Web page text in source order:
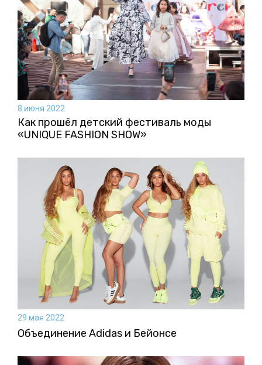
8 июня 2022
Как прошёл детский фестиваль моды
«UNIQUE FASHION SHOW»
29 мая 2022
Объединение Adidas и Бейонсе